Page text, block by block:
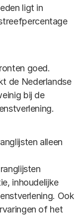
ligt in
goed.
de Nederlandse
bij de
alleen
inhoudelijke
Ook
of het